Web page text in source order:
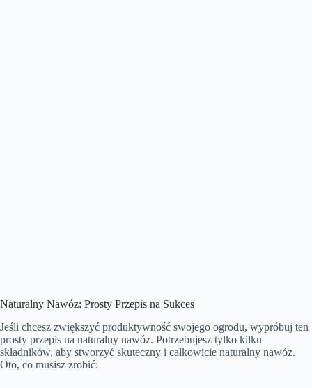
Naturalny Nawóz: Prosty Przepis na Sukces
Jeśli chcesz zwiększyć produktywność swojego ogrodu, wypróbuj ten
prosty przepis na naturalny nawóz. Potrzebujesz tylko kilku
składników, aby stworzyć skuteczny i całkowicie naturalny nawóz.
Oto, co musisz zrobić: